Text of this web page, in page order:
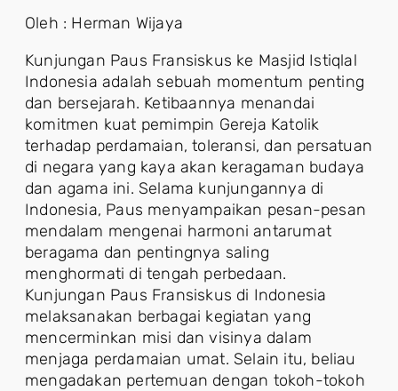
Oleh : Herman Wijaya
Kunjungan Paus Fransiskus ke Masjid Istiqlal
Indonesia adalah sebuah momentum penting
dan bersejarah. Ketibaannya menandai
komitmen kuat pemimpin Gereja Katolik
terhadap perdamaian, toleransi, dan persatuan
di negara yang kaya akan keragaman budaya
dan agama ini. Selama kunjungannya di
Indonesia, Paus menyampaikan pesan-pesan
mendalam mengenai harmoni antarumat
beragama dan pentingnya saling
menghormati di tengah perbedaan.
Kunjungan Paus Fransiskus di Indonesia
melaksanakan berbagai kegiatan yang
mencerminkan misi dan visinya dalam
menjaga perdamaian umat. Selain itu, beliau
mengadakan pertemuan dengan tokoh-tokoh